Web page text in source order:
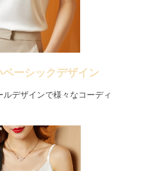
ーシックデザイン
デザインで様々なコーディ